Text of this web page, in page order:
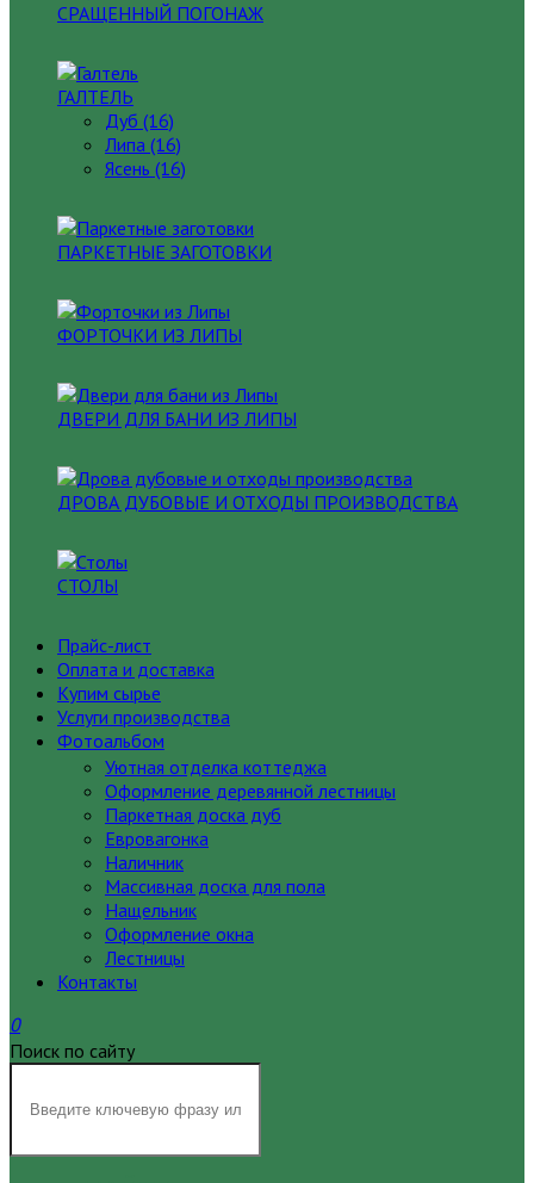
СРАЩЕННЫЙ ПОГОНАЖ
ГАЛТЕЛЬ
Дуб (16)
Липа (16)
Ясень (16)
ПАРКЕТНЫЕ ЗАГОТОВКИ
ФОРТОЧКИ ИЗ ЛИПЫ
ДВЕРИ ДЛЯ БАНИ ИЗ ЛИПЫ
ДРОВА ДУБОВЫЕ И ОТХОДЫ ПРОИЗВОДСТВА
СТОЛЫ
Прайс-лист
Оплата и доставка
Купим сырье
Услуги производства
Фотоальбом
Уютная отделка коттеджа
Оформление деревянной лестницы
Паркетная доска дуб
Евровагонка
Наличник
Массивная доска для пола
Нащельник
Оформление окна
Лестницы
Контакты
0
Поиск по сайту